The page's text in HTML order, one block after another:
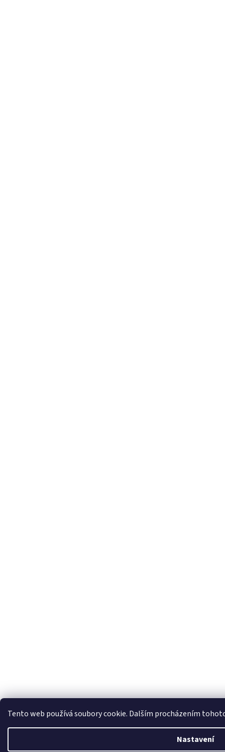
Tento web používá soubory cookie. Dalším procházením
Nastavení